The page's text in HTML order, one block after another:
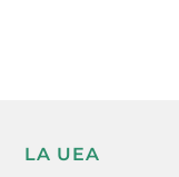
LA UEA